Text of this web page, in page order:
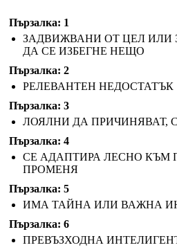
Пързалка: 1
ЗАДВИЖВАНИ ОТ ЦЕЛ
ДА СЕ ИЗБЕГНЕ НЕЩО
Пързалка: 2
РЕЛЕВАНТЕН НЕДОСТАТЪК
Пързалка: 3
ЛОЯЛНИ ДА ПРИЧИНЯВАТ,
Пързалка: 4
СЕ АДАПТИРА ЛЕСНО КЪМ
ПРОМЕНЯ
Пързалка: 5
ИМА ТАЙНА ИЛИ ВАЖНА
Пързалка: 6
ПРЕВЪЗХОДНА